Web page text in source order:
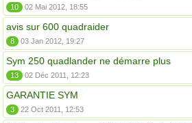
10 02 Mai 2012, 18:55
avis sur 600 quadraider
8 03 Jan 2012, 19:27
Sym 250 quadlander ne démarre plus
13 02 Déc 2011, 12:23
GARANTIE SYM
3 22 Oct 2011, 12:53